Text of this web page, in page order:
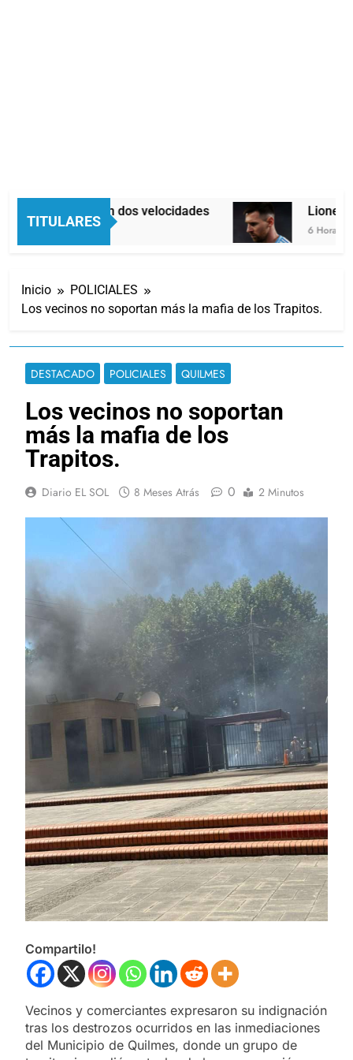
TITULARES
Economía en dos velocidades
5 Horas Atrás
Lionel
6 Horas Atrás
Inicio
POLICIALES
Los vecinos no soportan más la mafia de los Trapitos.
DESTACADO POLICIALES QUILMES
Los vecinos no soportan
más la mafia de los
Trapitos.
Diario EL SOL 8 Meses Atrás 0 2 Minutos
Compartilo!
Vecinos y comerciantes expresaron su indignación
tras los destrozos ocurridos en las inmediaciones
del Municipio de Quilmes, donde un grupo de